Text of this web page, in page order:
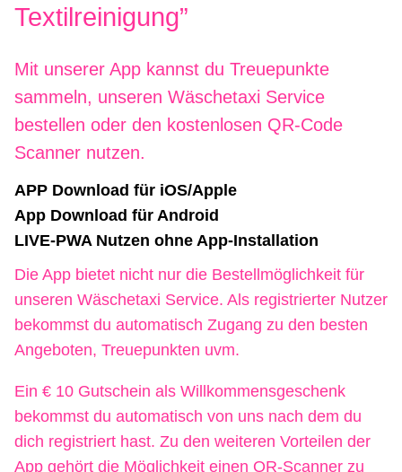
Textilreinigung”
Mit unserer App kannst du Treuepunkte
sammeln, unseren Wäschetaxi Service
bestellen oder den kostenlosen QR-Code
Scanner nutzen.
APP Download für iOS/Apple
App Download für Android
LIVE-PWA Nutzen ohne App-Installation
Die App bietet nicht nur die Bestellmöglichkeit für
unseren Wäschetaxi Service. Als registrierter Nutzer
bekommst du automatisch Zugang zu den besten
Angeboten, Treuepunkten uvm.
Ein € 10 Gutschein als Willkommensgeschenk
bekommst du automatisch von uns nach dem du
dich registriert hast. Zu den weiteren Vorteilen der
App gehört die Möglichkeit einen QR-Scanner zu